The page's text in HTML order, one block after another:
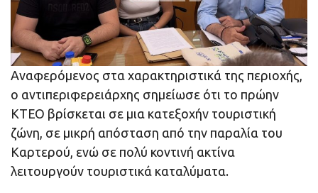
Αναφερόμενος στα χαρακτηριστικά της περιοχής,
ο αντιπεριφερειάρχης σημείωσε ότι το πρώην
ΚΤΕΟ βρίσκεται σε μια κατεξοχήν τουριστική
ζώνη, σε μικρή απόσταση από την παραλία του
Καρτερού, ενώ σε πολύ κοντινή ακτίνα
λειτουργούν τουριστικά καταλύματα.